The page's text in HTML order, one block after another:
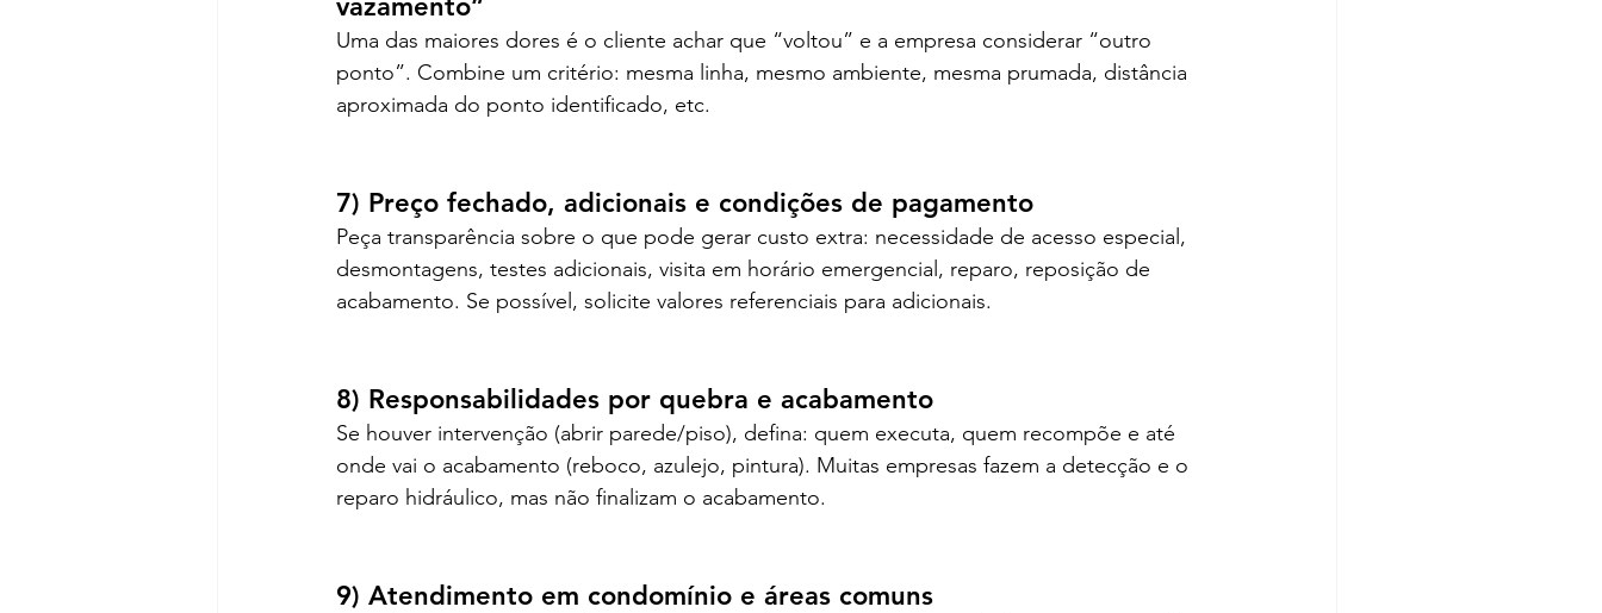
vazamento”
Uma das maiores dores é o cliente achar que “voltou” e a empresa considerar “outro
ponto”. Combine um critério: mesma linha, mesmo ambiente, mesma prumada, distância
aproximada do ponto identificado, etc.
7) Preço fechado, adicionais e condições de pagamento
Peça transparência sobre o que pode gerar custo extra: necessidade de acesso especial,
desmontagens, testes adicionais, visita em horário emergencial, reparo, reposição de
acabamento. Se possível, solicite valores referenciais para adicionais.
8) Responsabilidades por quebra e acabamento
Se houver intervenção (abrir parede/piso), defina: quem executa, quem recompõe e até
onde vai o acabamento (reboco, azulejo, pintura). Muitas empresas fazem a detecção e o
reparo hidráulico, mas não finalizam o acabamento.
9) Atendimento em condomínio e áreas comuns